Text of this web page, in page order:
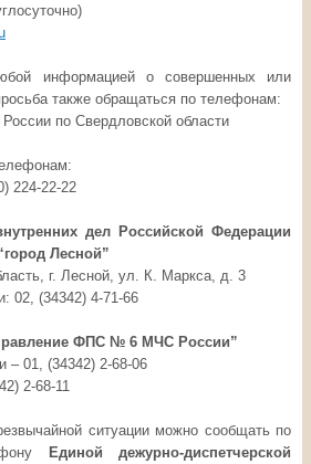
информацией о совершенных или
также обращаться по телефонам:
по Свердловской области
224-22-22
дел Российской Федерации
Лесной”
г. Лесной, ул. К. Маркса, д. 3
02, (34342) 4-71-66
ФПС № 6 МЧС России”
– 01, (34342) 2-68-06
2-68-11
ситуации можно сообщать по
Единой дежурно-диспетчерской